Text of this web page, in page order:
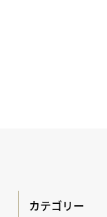
カテゴリー